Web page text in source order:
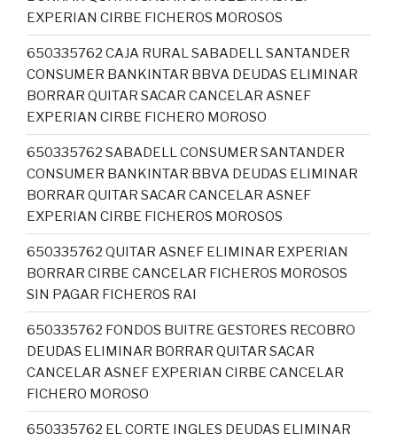
EXPERIAN CIRBE FICHEROS MOROSOS
650335762 CAJA RURAL SABADELL SANTANDER
CONSUMER BANKINTAR BBVA DEUDAS ELIMINAR
BORRAR QUITAR SACAR CANCELAR ASNEF
EXPERIAN CIRBE FICHERO MOROSO
650335762 SABADELL CONSUMER SANTANDER
CONSUMER BANKINTAR BBVA DEUDAS ELIMINAR
BORRAR QUITAR SACAR CANCELAR ASNEF
EXPERIAN CIRBE FICHEROS MOROSOS
650335762 QUITAR ASNEF ELIMINAR EXPERIAN
BORRAR CIRBE CANCELAR FICHEROS MOROSOS
SIN PAGAR FICHEROS RAI
650335762 FONDOS BUITRE GESTORES RECOBRO
DEUDAS ELIMINAR BORRAR QUITAR SACAR
CANCELAR ASNEF EXPERIAN CIRBE CANCELAR
FICHERO MOROSO
650335762 EL CORTE INGLES DEUDAS ELIMINAR